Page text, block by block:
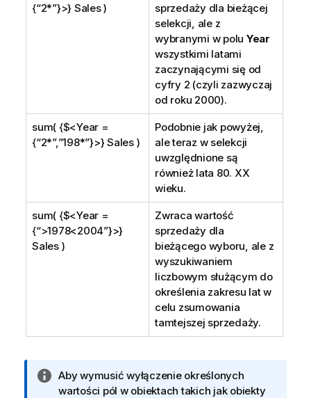
{“2*”}>} Sales )
sprzedaży dla bieżącej
selekcji, ale z
wybranymi w polu Year
wszystkimi latami
zaczynającymi się od
cyfry 2 (czyli zazwyczaj
od roku 2000).
sum( {$<Year =
{“2*”,”198*”}>} Sales )
Podobnie jak powyżej,
ale teraz w selekcji
uwzględnione są
również lata 80. XX
wieku.
sum( {$<Year =
{“>1978<2004”}>}
Sales )
Zwraca wartość
sprzedaży dla
bieżącego wyboru, ale z
wyszukiwaniem
liczbowym służącym do
określenia zakresu lat w
celu zsumowania
tamtejszej sprzedaży.
I
n
Aby wymusić wyłączenie określonych
wartości pól w obiektach takich jak obiekty